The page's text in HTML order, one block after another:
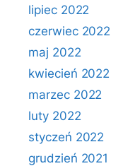
lipiec 2022
czerwiec 2022
maj 2022
kwiecień 2022
marzec 2022
luty 2022
styczeń 2022
grudzień 2021